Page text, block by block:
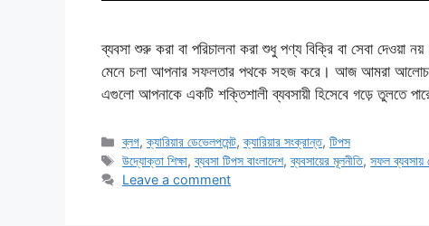
ব্যবসা শুরু করা বা পরিচালনা করা শুধু পণ্য বিক্রি বা সেবা দেওয়া
মেনে চলা আপনার সফলতার পথকে সহজ করে। আজ আমরা আলোচনা
এগুলো আপনাকে একটি শক্তিশালী ব্যবসায়ী হিসেবে গড়ে তুলতে
Categories
ব্লগ,ক্যারিয়ার ডেভেলপমেন্ট,ক্যারিয়ার সংক্রান্ত,টিপস
Tags
উদ্যোক্তা শিক্ষা,ব্যবসা টিপস বাংলাদেশ,ব্যবসায়ের মূলনীতি,সফল
Leave a comment